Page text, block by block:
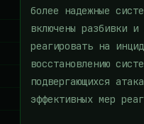
более надежные
включены разбивки
реагировать на
восстановлению
подвергающихся
эффективных мер